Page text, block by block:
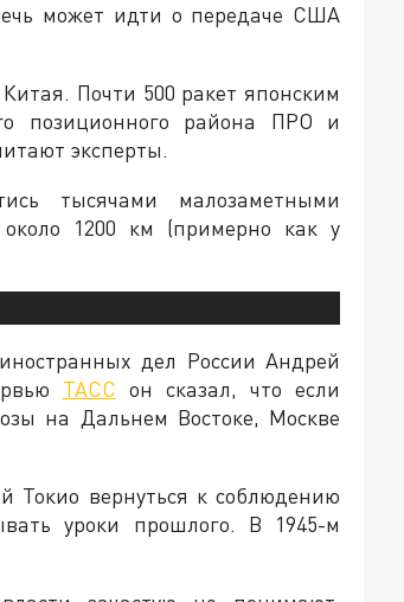
может идти о передаче США
Почти 500 ракет японским
позиционного района ПРО и
эксперты.
тысячами малозаметными
1200 км (примерно как у
дел России Андрей
ТАСС он сказал, что если
на Дальнем Востоке, Москве
Токио вернуться к соблюдению
уроки прошлого. В 1945-м